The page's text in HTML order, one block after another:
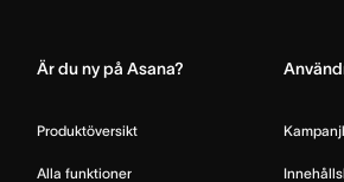
Är du ny på Asana?
Produktöversikt
Alla funktioner